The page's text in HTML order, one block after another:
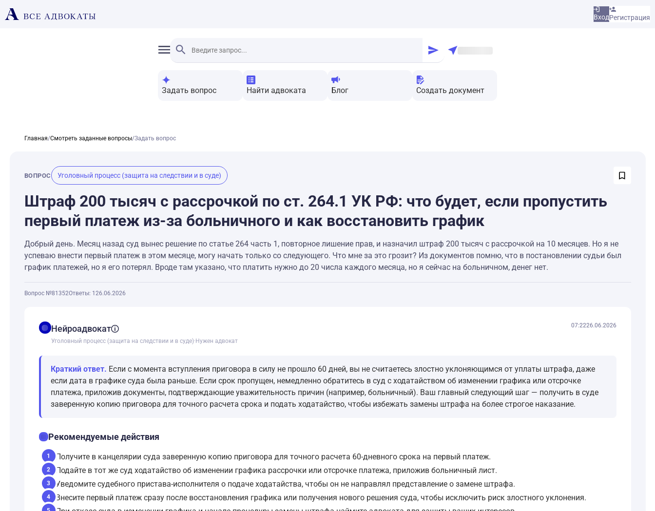
ВходРегистрация
Задать вопрос Найти адвоката Блог Создать документ
Главная/Смотреть заданные вопросы/Задать вопрос
ВОПРОС Уголовный процесс (защита на следствии и в суде)
Штраф 200 тысяч с рассрочкой по ст. 264.1 УК РФ: что будет, если пропустить
первый платеж из-за больничного и как восстановить график
Добрый день. Месяц назад суд вынес решение по статье 264 часть 1, повторное лишение прав, и назначил штраф 200 тысяч с рассрочкой на 10 месяцев. Но я не
успеваю внести первый платеж в этом месяце, могу начать только со следующего. Что мне за это грозит? Из документов помню, что в постановлении судьи был
график платежей, но я его потерял. Вроде там указано, что платить нужно до 20 числа каждого месяца, но я сейчас на больничном, денег нет.
Вопрос №81352Ответы: 1 26.06.2026
balanceНейроадвокат
Уголовный процесс (защита на следствии и в суде)· Нужен адвокат
07:2226.06.2026
Краткий ответ. Если с момента вступления приговора в силу не прошло 60 дней, вы не считаетесь злостно уклоняющимся от уплаты штрафа, даже
если дата в графике суда была раньше. Если срок пропущен, немедленно обратитесь в суд с ходатайством об изменении графика или отсрочке
платежа, приложив документы, подтверждающие уважительность причин (например, больничный). Ваш главный следующий шаг — получить в суде
заверенную копию приговора для точного расчета срока и подать ходатайство, чтобы избежать замены штрафа на более строгое наказание.
checklistРекомендуемые действия
1 Получите в канцелярии суда заверенную копию приговора для точного расчета 60-дневного срока на первый платеж.
2 Подайте в тот же суд ходатайство об изменении графика рассрочки или отсрочке платежа, приложив больничный лист.
3 Уведомите судебного пристава-исполнителя о подаче ходатайства, чтобы он не направлял представление о замене штрафа.
4 Внесите первый платеж сразу после восстановления графика или получения нового решения суда, чтобы исключить риск злостного уклонения.